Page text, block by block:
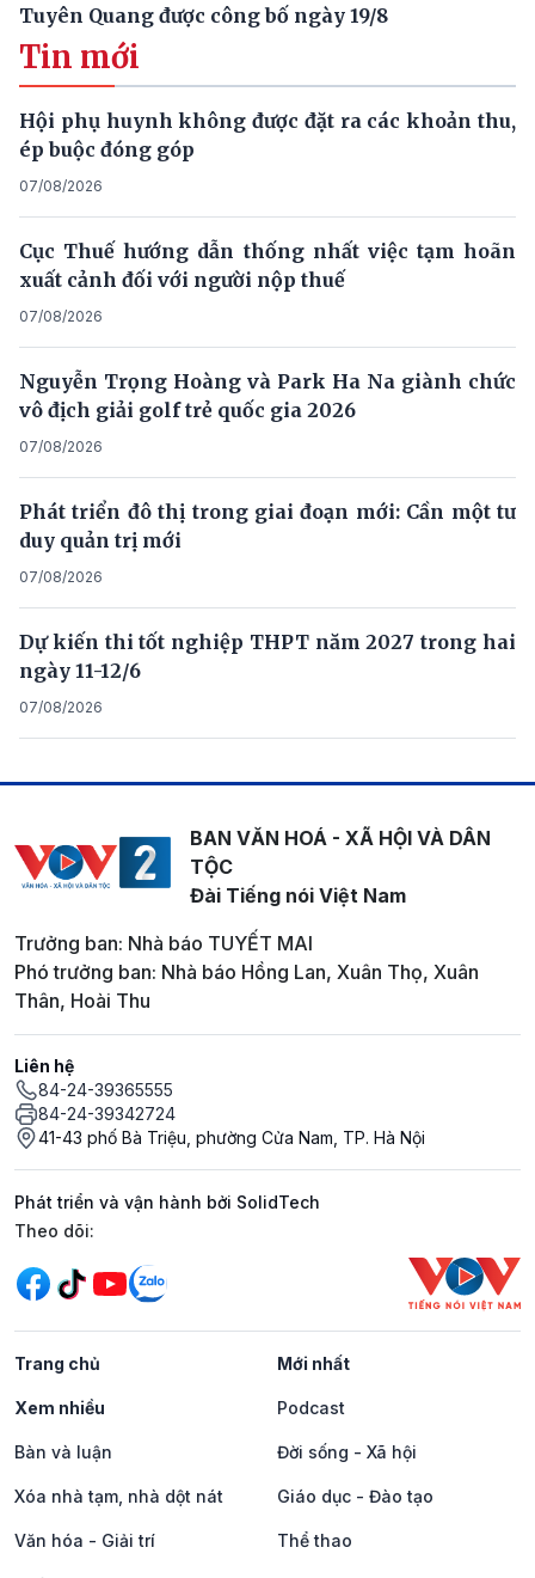
Tuyên Quang được công bố ngày 19/8
Tin mới
Hội phụ huynh không được đặt ra các khoản thu,
ép buộc đóng góp
07/08/2026
Cục Thuế hướng dẫn thống nhất việc tạm hoãn
xuất cảnh đối với người nộp thuế
07/08/2026
Nguyễn Trọng Hoàng và Park Ha Na giành chức
vô địch giải golf trẻ quốc gia 2026
07/08/2026
Phát triển đô thị trong giai đoạn mới: Cần một tư
duy quản trị mới
07/08/2026
Dự kiến thi tốt nghiệp THPT năm 2027 trong hai
ngày 11-12/6
07/08/2026
BAN VĂN HOÁ - XÃ HỘI VÀ DÂN
TỘC
Đài Tiếng nói Việt Nam
Trưởng ban: Nhà báo TUYẾT MAI
Phó trưởng ban: Nhà báo Hồng Lan, Xuân Thọ, Xuân
Thân, Hoài Thu
Liên hệ
84-24-39365555
84-24-39342724
41-43 phố Bà Triệu, phường Cửa Nam, TP. Hà Nội
Phát triển và vận hành bởi SolidTech
Mạng xã hội
Theo dõi:
Trang chủ Mới nhất
Xem nhiều Podcast
Bàn và luận Đời sống - Xã hội
Xóa nhà tạm, nhà dột nát Giáo dục - Đào tạo
Văn hóa - Giải trí Thể thao